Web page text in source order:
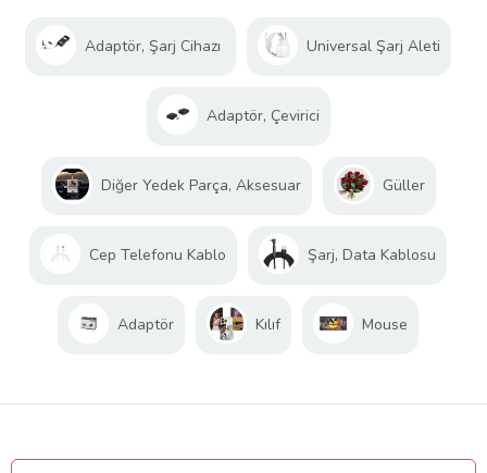
Adaptör, Şarj Cihazı Universal Şarj Aleti
Adaptör, Çevirici
Diğer Yedek Parça, Aksesuar Güller
Cep Telefonu Kablo Şarj, Data Kablosu
Adaptör Kılıf Mouse